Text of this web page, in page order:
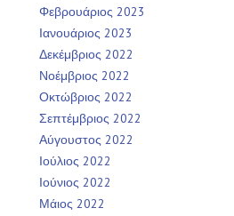
Φεβρουάριος 2023
Ιανουάριος 2023
Δεκέμβριος 2022
Νοέμβριος 2022
Οκτώβριος 2022
Σεπτέμβριος 2022
Αύγουστος 2022
Ιούλιος 2022
Ιούνιος 2022
Μάιος 2022